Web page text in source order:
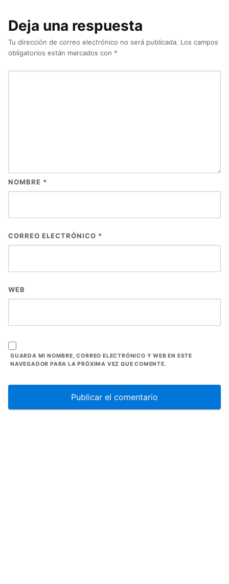
Deja una respuesta
Tu dirección de correo electrónico no será publicada. Los campos
obligatorios están marcados con *
NOMBRE *
CORREO ELECTRÓNICO *
WEB
GUARDA MI NOMBRE, CORREO ELECTRÓNICO Y WEB EN ESTE
NAVEGADOR PARA LA PRÓXIMA VEZ QUE COMENTE.